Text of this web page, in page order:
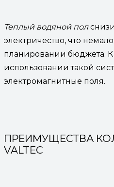
Теплый водяной пол
электричество, что
планировании бюджета.
использовании такой
электромагнитные поля.
ПРЕИМУЩЕСТВА
VALTEC